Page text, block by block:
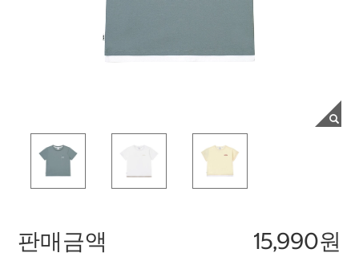
판매금액 15,990원